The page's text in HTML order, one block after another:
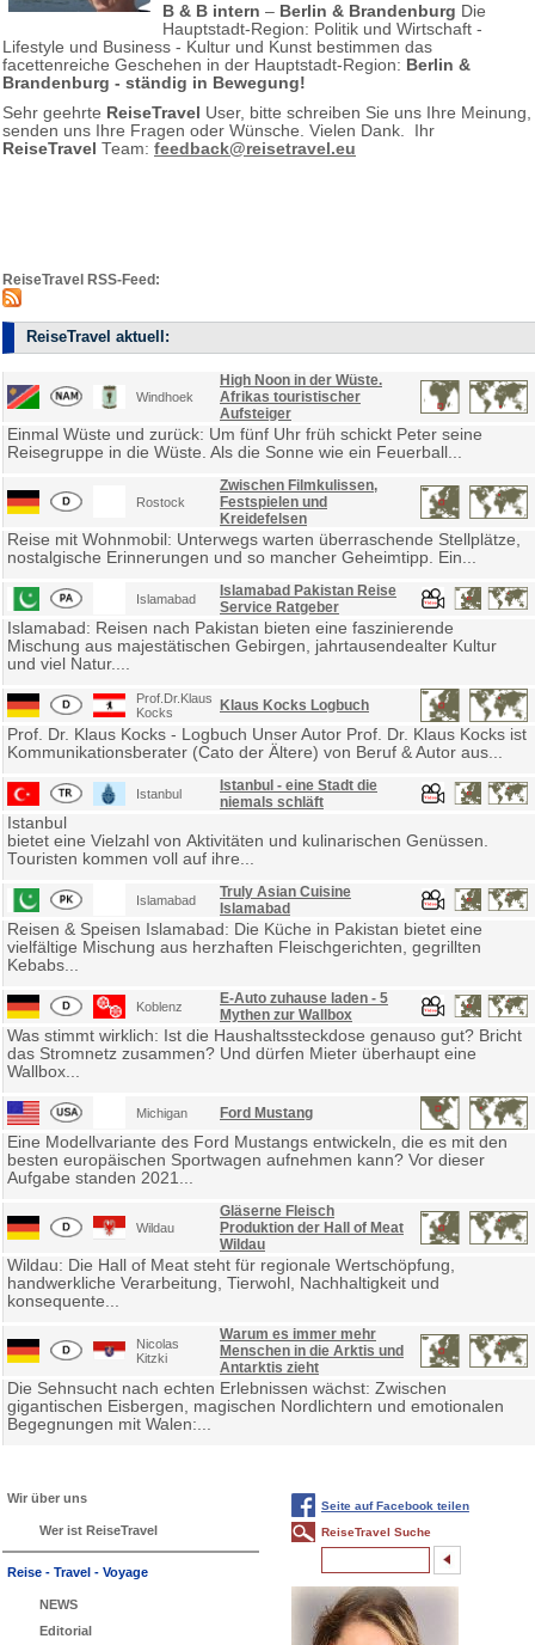
B & B intern – Berlin & Brandenburg Die
Hauptstadt-Region: Politik und Wirtschaft -
Lifestyle und Business - Kultur und Kunst bestimmen das
facettenreiche Geschehen in der Hauptstadt-Region: Berlin &
Brandenburg - ständig in Bewegung!
Sehr geehrte ReiseTravel User, bitte schreiben Sie uns Ihre Meinung,
senden uns Ihre Fragen oder Wünsche. Vielen Dank. Ihr
ReiseTravel Team: feedback@reisetravel.eu
ReiseTravel RSS-Feed:
ReiseTravel aktuell:
Windhoek
High Noon in der Wüste.
Afrikas touristischer
Aufsteiger
Einmal Wüste und zurück: Um fünf Uhr früh schickt Peter seine
Reisegruppe in die Wüste. Als die Sonne wie ein Feuerball...
Rostock
Zwischen Filmkulissen,
Festspielen und
Kreidefelsen
Reise mit Wohnmobil: Unterwegs warten überraschende Stellplätze,
nostalgische Erinnerungen und so mancher Geheimtipp. Ein...
Islamabad
Islamabad Pakistan Reise
Service Ratgeber
Islamabad: Reisen nach Pakistan bieten eine faszinierende
Mischung aus majestätischen Gebirgen, jahrtausendealter Kultur
und viel Natur....
Prof.Dr.Klaus
Kocks
Klaus Kocks Logbuch
Prof. Dr. Klaus Kocks - Logbuch Unser Autor Prof. Dr. Klaus Kocks ist
Kommunikationsberater (Cato der Ältere) von Beruf & Autor aus...
Istanbul
Istanbul - eine Stadt die
niemals schläft
Istanbul
bietet eine Vielzahl von Aktivitäten und kulinarischen Genüssen.
Touristen kommen voll auf ihre...
Islamabad
Truly Asian Cuisine
Islamabad
Reisen & Speisen Islamabad: Die Küche in Pakistan bietet eine
vielfältige Mischung aus herzhaften Fleischgerichten, gegrillten
Kebabs...
Koblenz
E-Auto zuhause laden - 5
Mythen zur Wallbox
Was stimmt wirklich: Ist die Haushaltssteckdose genauso gut? Bricht
das Stromnetz zusammen? Und dürfen Mieter überhaupt eine
Wallbox...
Michigan Ford Mustang
Eine Modellvariante des Ford Mustangs entwickeln, die es mit den
besten europäischen Sportwagen aufnehmen kann? Vor dieser
Aufgabe standen 2021...
Wildau
Gläserne Fleisch
Produktion der Hall of Meat
Wildau
Wildau: Die Hall of Meat steht für regionale Wertschöpfung,
handwerkliche Verarbeitung, Tierwohl, Nachhaltigkeit und
konsequente...
Nicolas
Kitzki
Warum es immer mehr
Menschen in die Arktis und
Antarktis zieht
Die Sehnsucht nach echten Erlebnissen wächst: Zwischen
gigantischen Eisbergen, magischen Nordlichtern und emotionalen
Begegnungen mit Walen:...
Wir über uns
Wer ist ReiseTravel
Reise - Travel - Voyage
NEWS
Editorial
Seite auf Facebook teilen
ReiseTravel Suche